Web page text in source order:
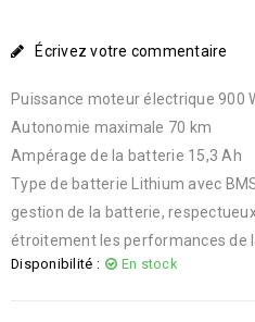
Écrivez votre commentaire
Puissance moteur électrique 900
Autonomie maximale 70 km
Ampérage de la batterie 15,3 Ah
Type de batterie Lithium avec
gestion de la batterie,
étroitement les performances de
Disponibilité : En stock